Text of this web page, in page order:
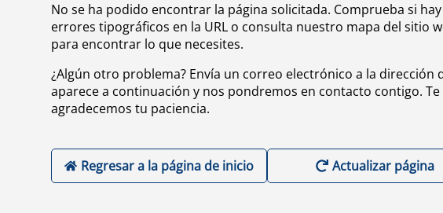
No se ha podido encontrar la página solicitada. Comprueba si hay
errores tipográficos en la URL o consulta nuestro mapa del sitio
para encontrar lo que necesites.
¿Algún otro problema? Envía un correo electrónico a la dirección
aparece a continuación y nos pondremos en contacto contigo. Te
agradecemos tu paciencia.
Regresar a la página de inicio Actualizar página